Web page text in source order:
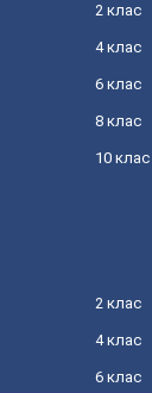
2 клас
4 клас
6 клас
8 клас
10 клас
2 клас
4 клас
6 клас